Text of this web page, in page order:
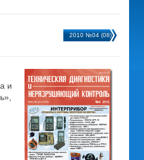
2010 №04 (08)
и